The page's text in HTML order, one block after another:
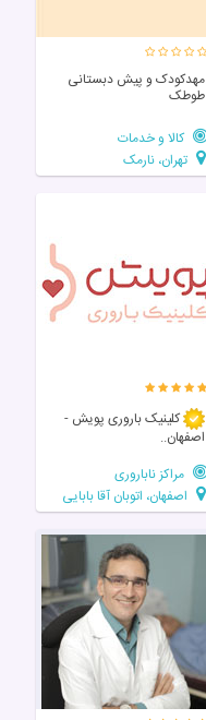
مهدکودک و پیش دبستانی
طوطک
کالا و خدمات
تهران، نارمک
کلینیک باروری پویش -
اصفهان..
مراکز ناباروری
اصفهان، اتوبان آقا بابایی